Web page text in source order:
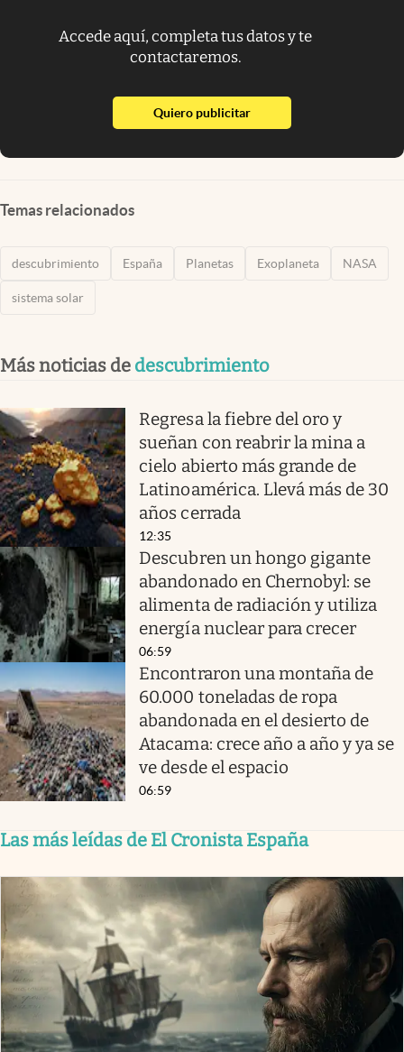
Accede aquí, completa tus datos y te
contactaremos.
Quiero publicitarabre en nueva pestaña
Temas relacionados
descubrimiento España Planetas Exoplaneta NASA
sistema solar
Más noticias de descubrimiento
Regresa la fiebre del oro y
sueñan con reabrir la mina a
cielo abierto más grande de
Latinoamérica. Llevá más de 30
años cerrada
12:35
Descubren un hongo gigante
abandonado en Chernobyl: se
alimenta de radiación y utiliza
energía nuclear para crecer
06:59
Encontraron una montaña de
60.000 toneladas de ropa
abandonada en el desierto de
Atacama: crece año a año y ya se
ve desde el espacio
06:59
Las más leídas de El Cronista España